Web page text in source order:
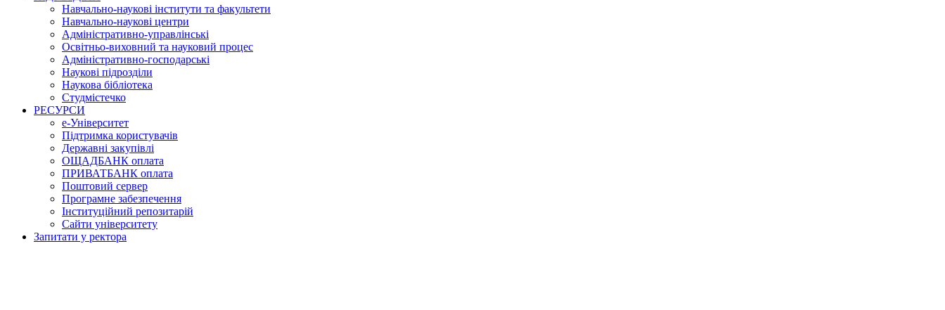
Навчально-наукові інститути та факультети
Навчально-наукові центри
Адміністративно-управлінські
Освітньо-виховний та науковий процес
Адміністративно-господарські
Наукові підрозділи
Наукова бібліотека
Студмістечко
РЕСУРСИ
е-Університет
Підтримка користувачів
Державні закупівлі
ОЩАДБАНК оплата
ПРИВАТБАНК оплата
Поштовий сервер
Програмне забезпечення
Інституційний репозитарій
Сайти університету
Запитати у ректора